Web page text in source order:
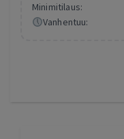
Minimitilaus:
Vanhentuu: